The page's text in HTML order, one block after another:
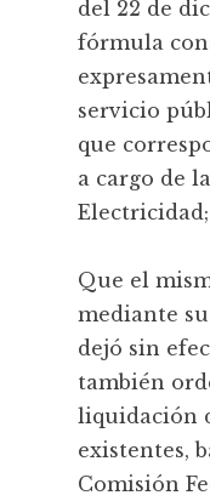
del 22 de
fórmula
servicio
que
a cargo de
Electricidad;
Que el
mediante
dejó sin
también
liquidación
existentes,
Comisión